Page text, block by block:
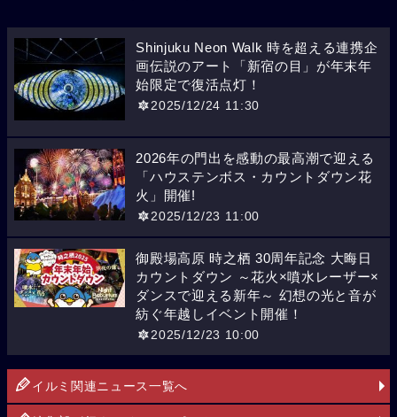
Shinjuku Neon Walk 時を超える連携企
画伝説のアート「新宿の目」が年末年
始限定で復活点灯！
2025/12/24 11:30
2026年の門出を感動の最高潮で迎える
「ハウステンボス・カウントダウン花
火」開催!
2025/12/23 11:00
御殿場高原 時之栖 30周年記念 大晦日
カウントダウン ～花火×噴水レーザー×
ダンスで迎える新年～ 幻想の光と音が
紡ぐ年越しイベント開催！
2025/12/23 10:00
イルミ関連ニュース一覧へ